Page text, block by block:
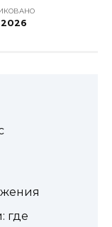
где